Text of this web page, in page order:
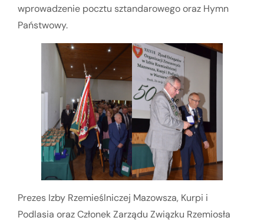
wprowadzenie pocztu sztandarowego oraz Hymn
Państwowy.
Prezes Izby Rzemieślniczej Mazowsza, Kurpi i
Podlasia oraz Członek Zarządu Związku Rzemiosła